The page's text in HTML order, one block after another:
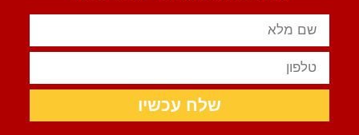
שלח עכשיו